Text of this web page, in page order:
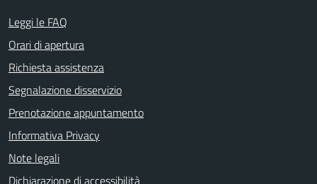
Leggi le FAQ
Orari di apertura
Richiesta assistenza
Segnalazione disservizio
Prenotazione appuntamento
Informativa Privacy
Note legali
Dichiarazione di accessibilità